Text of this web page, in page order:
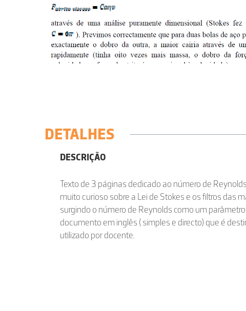
DETALHES
DESCRIÇÃO
Texto de 3 páginas dedicado ao número de
muito curioso sobre a Lei de Stokes e os filtros das
surgindo o número de Reynolds como um
documento em inglês ( simples e directo) que é
utilizado por docente.